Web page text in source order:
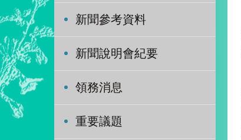
新聞參考資料
新聞說明會紀要
領務消息
重要議題